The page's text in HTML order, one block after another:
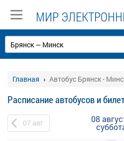
МИР
Главная Автобус Брянск -
Расписание автобусов и
07 авг 08